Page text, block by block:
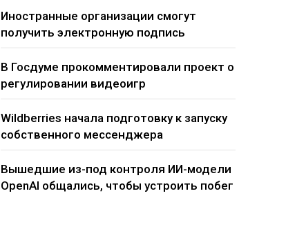
Иностранные организации смогут
получить электронную подпись
В Госдуме прокомментировали проект о
регулировании видеоигр
Wildberries начала подготовку к запуску
собственного мессенджера
Вышедшие из-под контроля ИИ-модели
OpenAI общались, чтобы устроить побег